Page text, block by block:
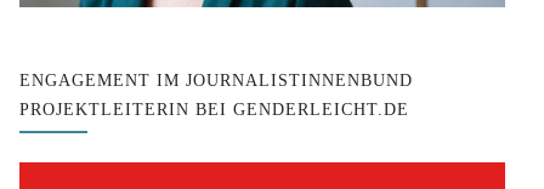
ENGAGEMENT IM JOURNALISTINNENBUND
PROJEKTLEITERIN BEI GENDERLEICHT.DE